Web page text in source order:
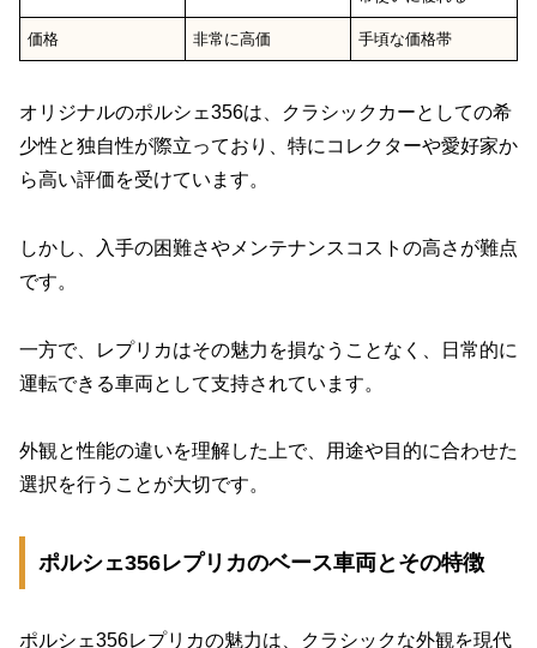
価格 非常に高価 手頃な価格帯
オリジナルのポルシェ356は、クラシックカーとしての希
少性と独自性が際立っており、特にコレクターや愛好家か
ら高い評価を受けています。
しかし、入手の困難さやメンテナンスコストの高さが難点
です。
一方で、レプリカはその魅力を損なうことなく、日常的に
運転できる車両として支持されています。
外観と性能の違いを理解した上で、用途や目的に合わせた
選択を行うことが大切です。
ポルシェ356レプリカのベース車両とその特徴
ポルシェ356レプリカの魅力は、クラシックな外観を現代